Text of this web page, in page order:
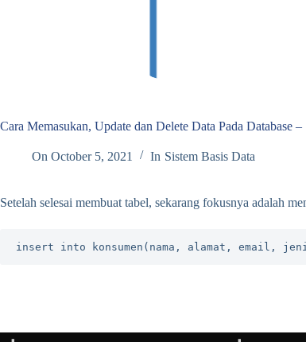
Cara Memasukan, Update dan Delete Data Pada Database
On October 5, 2021 In Sistem Basis Data
Setelah selesai membuat tabel, sekarang fokusnya adalah
insert into konsumen(nama, alamat, email,